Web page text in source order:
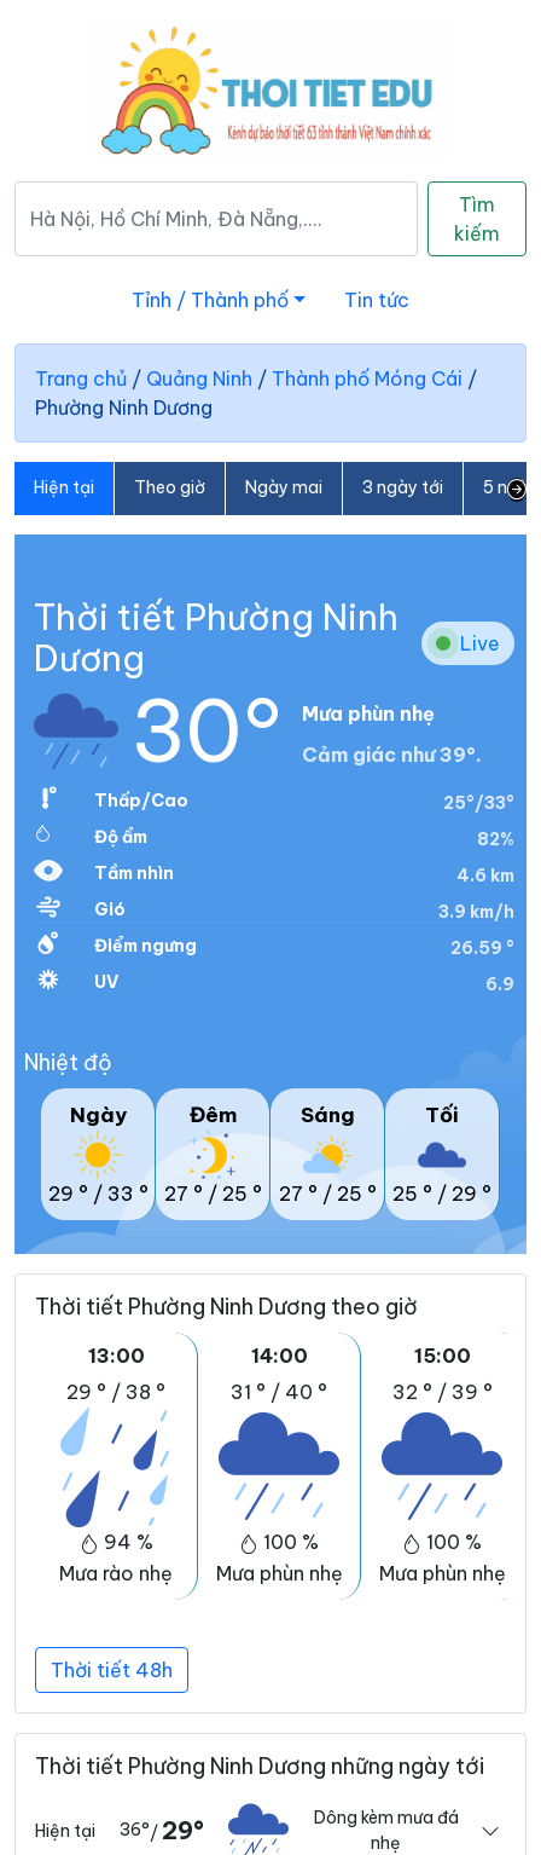
Tìm
kiếm
Tỉnh / Thành phố Tin tức
Trang chủ / Quảng Ninh / Thành phố Móng Cái /
Phường Ninh Dương
Hiện tại Theo giờ Ngày mai 3 ngày tới 5
Thời tiết Phường Ninh
Dương
Live
30°
Mưa phùn nhẹ
Cảm giác như 39°.
Thấp/Cao
25°/33°
Độ ẩm
82%
Tầm nhìn
4.6 km
Gió
3.9 km/h
Điểm ngưng
26.59 °
UV
6.9
Nhiệt độ
Ngày
29 ° / 33 °
Đêm
27 ° / 25 °
Sáng
27 ° / 25 °
Tối
25 ° / 29 °
Thời tiết Phường Ninh Dương theo giờ
13:00
29 ° / 38 °
94 %
Mưa rào nhẹ
14:00
31 ° / 40 °
100 %
Mưa phùn nhẹ
15:00
32 ° / 39 °
100 %
Mưa phùn nhẹ
Thời tiết 48h
Thời tiết Phường Ninh Dương những ngày tới
Hiện tại 36°/ 29°
Dông kèm mưa đá
nhẹ